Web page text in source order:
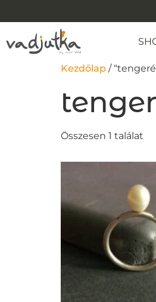
Kezdőlap /
Összesen 1 találat